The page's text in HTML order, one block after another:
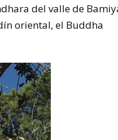
del valle de
oriental, el Buddha